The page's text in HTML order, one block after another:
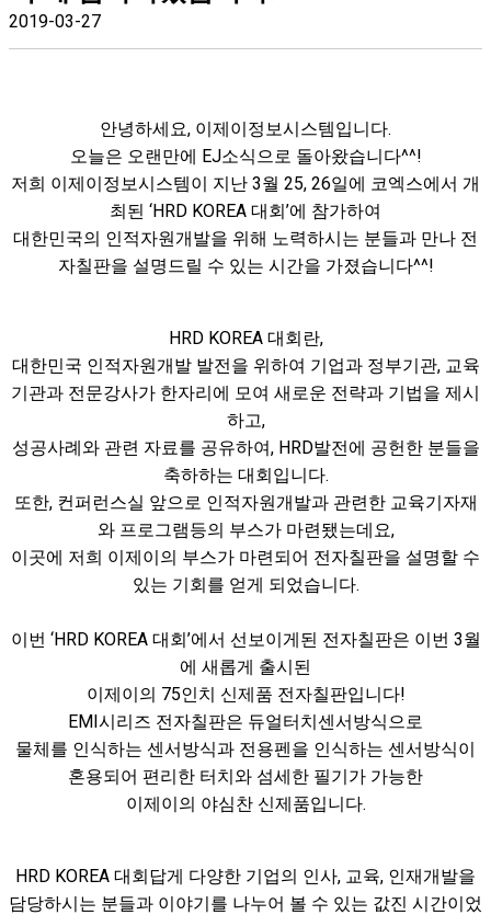
2019-03-27
안녕하세요, 이제이정보시스템입니다.
오늘은 오랜만에 EJ소식으로 돌아왔습니다^^!
저희 이제이정보시스템이 지난 3월 25, 26일에 코엑스에서 개
최된 ‘HRD KOREA 대회’에 참가하여
대한민국의 인적자원개발을 위해 노력하시는 분들과 만나 전
자칠판을 설명드릴 수 있는 시간을 가졌습니다^^!
HRD KOREA 대회란,
대한민국 인적자원개발 발전을 위하여 기업과 정부기관, 교육
기관과 전문강사가 한자리에 모여 새로운 전략과 기법을 제시
하고,
성공사례와 관련 자료를 공유하여, HRD발전에 공헌한 분들을
축하하는 대회입니다.​
또한, 컨퍼런스실 앞으로 인적자원개발과 관련한 교육기자재
와 프로그램등의 부스가 마련됐는데요,
이곳에 저희 이제이의 부스가 마련되어 전자칠판을 설명할 수
있는 기회를 얻게 되었습니다.
이번 ‘HRD KOREA 대회’에서 선보이게된 전자칠판은 이번 3월
에 새롭게 출시된
이제이의 75인치 신제품 전자칠판입니다!​
EMI시리즈 전자칠판은 듀얼터치센서방식으로
물체를 인식하는 센서방식과 전용펜을 인식하는 센서방식이
혼용되어 편리한 터치와 섬세한 필기가 가능한
이제이의 야심찬 신제품입니다.
HRD KOREA 대회답게 다양한 기업의 인사, 교육, 인재개발을
담당하시는 분들과 이야기를 나누어 볼 수 있는 값진 시간이었